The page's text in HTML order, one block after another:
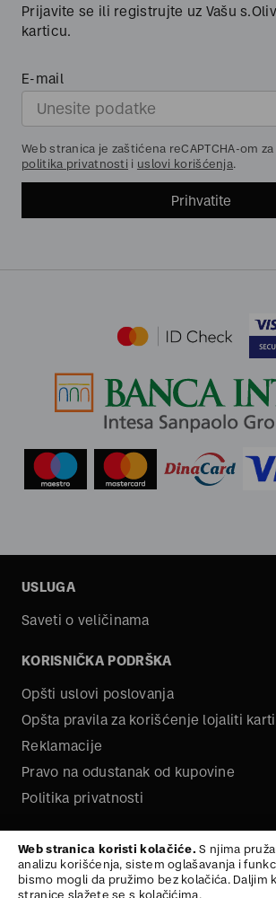
Prijavite se ili registrujte uz Vašu
karticu.
E-mail
Web stranica je zaštićena reCAPTCHA-om
politika privatnosti i uslovi korišćenja.
Prihvatite
USLUGA
Saveti o veličinama
KORISNIČKA PODRŠKA
Opšti uslovi poslovanja
Opšta pravila za korišćenje lojaliti
Reklamacije
Pravo na odustanak od kupovine
Politika privatnosti
Kariera
Web stranica koristi kolačiće. S njima
analizu korišćenja, sistem oglašavanja i
bismo mogli da pružimo bez kolačića. Daljim
stranice slažete se s kolačićima.